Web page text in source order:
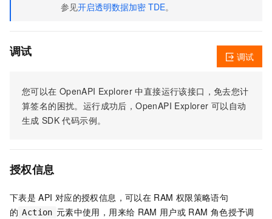
参见开启透明数据加密 TDE。
调试
您可以在 OpenAPI Explorer 中直接运行该接口，免去您计
算签名的困扰。运行成功后，OpenAPI Explorer 可以自动
生成 SDK 代码示例。
调试
授权信息
下表是 API 对应的授权信息，可以在 RAM 权限策略语句
的 Action 元素中使用，用来给 RAM 用户或 RAM 角色授予调